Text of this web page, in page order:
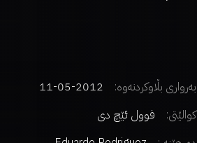
بەرواری بڵاوکردنەوە:
2012-05-11
کوالێتی:
فوول ئێچ دی